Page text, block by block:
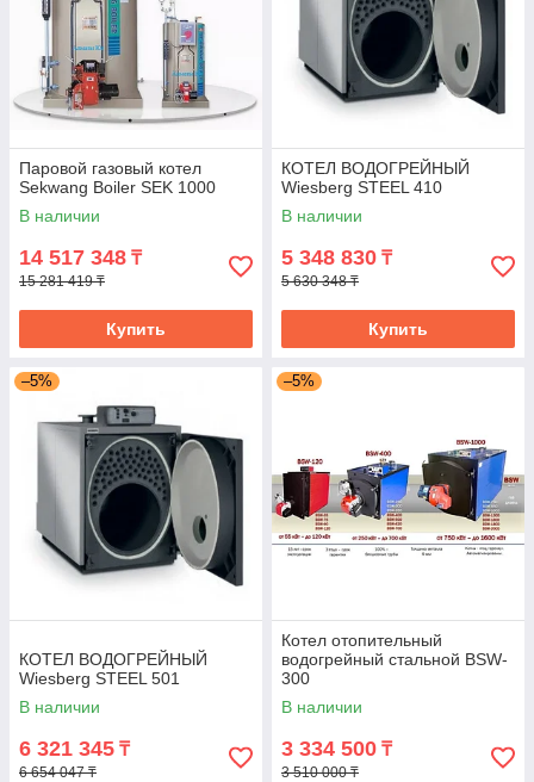
Паровой газовый котел
Sekwang Boiler SEK 1000
В наличии
14 517 348 ₸
15 281 419 ₸
Купить
КОТЕЛ ВОДОГРЕЙНЫЙ
Wiesberg STEEL 410
В наличии
5 348 830 ₸
5 630 348 ₸
Купить
–5%
КОТЕЛ ВОДОГРЕЙНЫЙ
Wiesberg STEEL 501
В наличии
6 321 345 ₸
6 654 047 ₸
–5%
Котел отопительный
водогрейный стальной BSW-
300
В наличии
3 334 500 ₸
3 510 000 ₸